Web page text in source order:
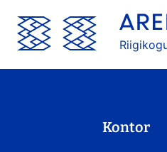
Kontor